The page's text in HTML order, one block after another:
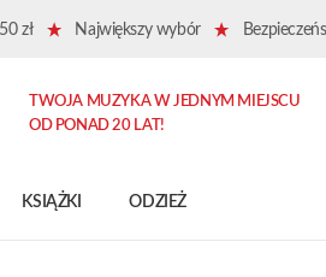
zł Największy wybór
KSIĄŻKI ODZIEŻ
TWOJA MUZYKA W JEDNYM MIEJSCU
OD PONAD 20 LAT!